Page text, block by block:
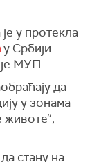
у протекла
у Србији
МУП.
да
у зонама
животе“,
стану на